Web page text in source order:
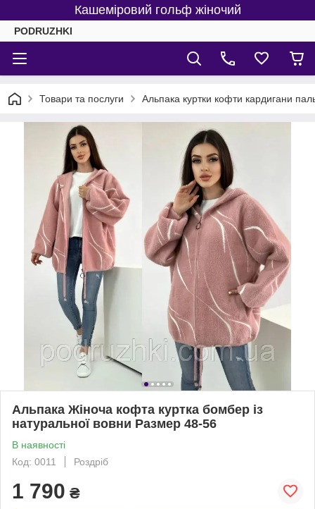
Кашеміровий гольф жіночий
PODRUZHKI
Товари та послуги Альпака куртки кофти кардигани
Альпака Жіноча кофта куртка бомбер із
натуральної вовни Размер 48-56
В наявності
Код: 0011
Роздріб
1 790 ₴